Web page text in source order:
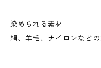
染められる素材
絹、羊毛、ナイロンなど